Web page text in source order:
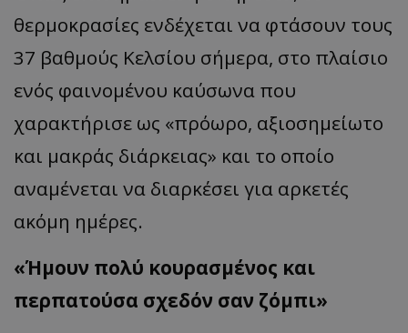
θερμοκρασίες ενδέχεται να φτάσουν τους
37 βαθμούς Κελσίου σήμερα, στο πλαίσιο
ενός φαινομένου καύσωνα που
χαρακτήρισε ως «πρόωρο, αξιοσημείωτο
και μακράς διάρκειας» και το οποίο
αναμένεται να διαρκέσει για αρκετές
ακόμη ημέρες.
«Ήμουν πολύ κουρασμένος και
περπατούσα σχεδόν σαν ζόμπι»